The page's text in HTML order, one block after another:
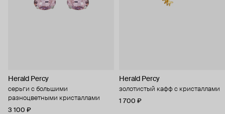
Herald Percy
серьги с большими
разноцветными кристаллами
3 100 ₽
Herald Percy
золотистый кафф с кристаллами
1 700 ₽